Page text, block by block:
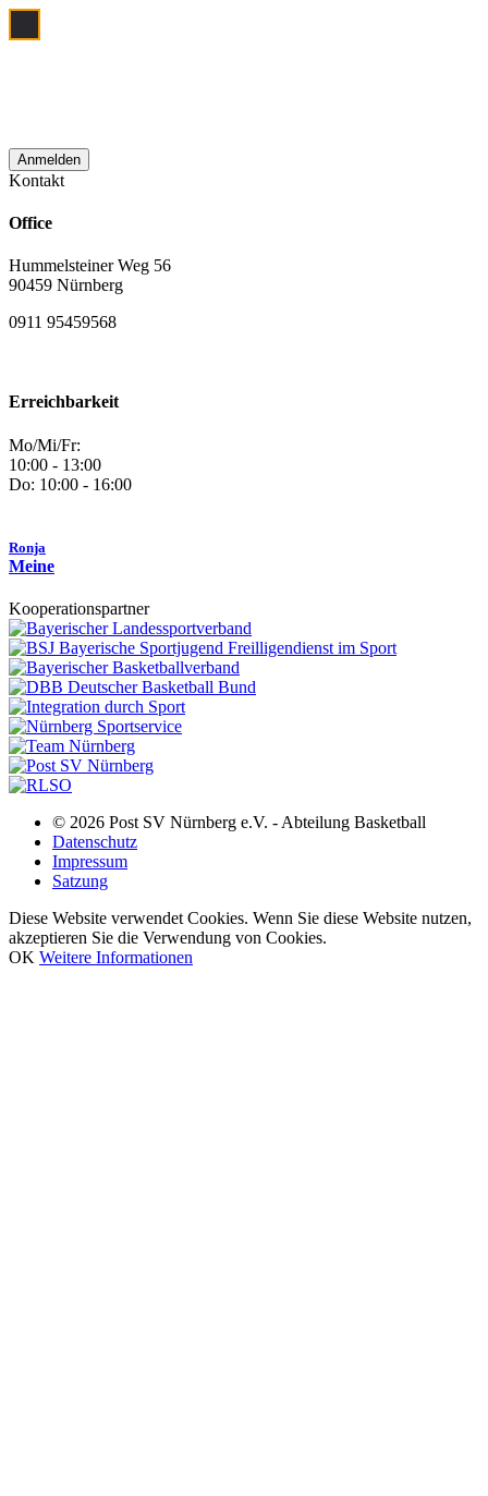
Kontakt
Office
Hummelsteiner Weg 56
90459 Nürnberg
0911 95459568
Erreichbarkeit
Mo/Mi/Fr:
10:00 - 13:00
Do: 10:00 - 16:00
Ronja
Meine
Kooperationspartner
© 2026 Post SV Nürnberg e.V. - Abteilung Basketball
Datenschutz
Impressum
Satzung
Diese Website verwendet Cookies. Wenn Sie diese Website nutzen,
akzeptieren Sie die Verwendung von Cookies.
OK Weitere Informationen